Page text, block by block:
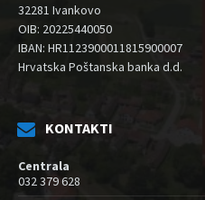
32281 Ivankovo
OIB: 20225440050
IBAN: HR1123900011815900007
Hrvatska Poštanska banka d.d.
KONTAKTI
Centrala
032 379 628